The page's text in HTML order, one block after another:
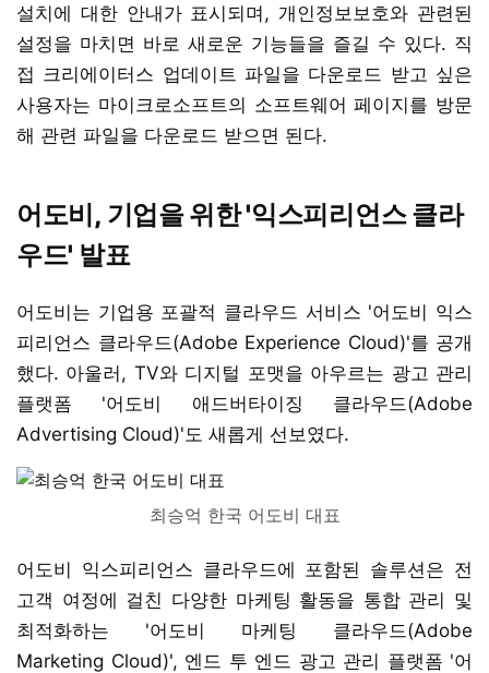
설치에 대한 안내가 표시되며, 개인정보보호와 관련된
설정을 마치면 바로 새로운 기능들을 즐길 수 있다. 직
접 크리에이터스 업데이트 파일을 다운로드 받고 싶은
사용자는 마이크로소프트의 소프트웨어 페이지를 방문
해 관련 파일을 다운로드 받으면 된다.
어도비, 기업을 위한 '익스피리언스 클라
우드' 발표
어도비는 기업용 포괄적 클라우드 서비스 '어도비 익스
피리언스 클라우드(Adobe Experience Cloud)'를 공개
했다. 아울러, TV와 디지털 포맷을 아우르는 광고 관리
플랫폼 '어도비 애드버타이징 클라우드(Adobe
Advertising Cloud)'도 새롭게 선보였다.
최승억 한국 어도비 대표
어도비 익스피리언스 클라우드에 포함된 솔루션은 전
고객 여정에 걸친 다양한 마케팅 활동을 통합 관리 및
최적화하는 '어도비 마케팅 클라우드(Adobe
Marketing Cloud)', 엔드 투 엔드 광고 관리 플랫폼 '어